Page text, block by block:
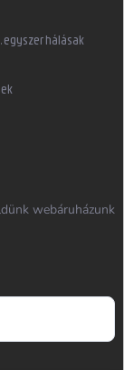
egyszer hálásak
webáruházunk